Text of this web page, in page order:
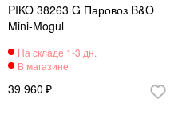
PIKO 38263 G Паровоз B&O
Mini-Mogul
39 960